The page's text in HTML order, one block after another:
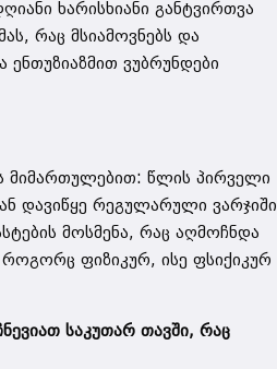
ხარისხიანი განტვირთვა
რაც მსიამოვნებს და
ვუბრუნდები
მიმართულებით: წლის პირველი
დავიწყე რეგულარული
მოსმენა, რაც აღმოჩნდა
ფიზიკურ, ისე ფსიქიკურ
საკუთარ თავში, რაც